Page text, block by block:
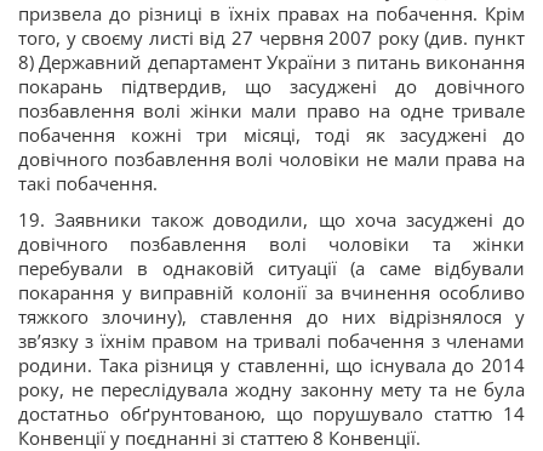
призвела до різниці в їхніх правах на побачення. Крім
того, у своєму листі від 27 червня 2007 року (див. пункт
8) Державний департамент України з питань виконання
покарань підтвердив, що засуджені до довічного
позбавлення волі жінки мали право на одне тривале
побачення кожні три місяці, тоді як засуджені до
довічного позбавлення волі чоловіки не мали права на
такі побачення.
19. Заявники також доводили, що хоча засуджені до
довічного позбавлення волі чоловіки та жінки
перебували в однаковій ситуації (а саме відбували
покарання у виправній колонії за вчинення особливо
тяжкого злочину), ставлення до них відрізнялося у
зв’язку з їхнім правом на тривалі побачення з членами
родини. Така різниця у ставленні, що існувала до 2014
року, не переслідувала жодну законну мету та не була
достатньо обґрунтованою, що порушувало статтю 14
Конвенції у поєднанні зі статтею 8 Конвенції.